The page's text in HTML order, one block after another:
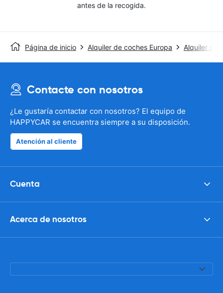
antes de la recogida.
Página de inicio Alquiler de coches Europa Alquiler de
Contacte con nosotros
¿Le gustaría contactar con nosotros? El equipo de
HAPPYCAR se encuentra siempre a su disposición.
Atención al cliente
Cuenta
Acerca de nosotros